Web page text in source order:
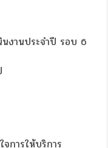
นงานประจำปี รอบ 6
การให้บริการ